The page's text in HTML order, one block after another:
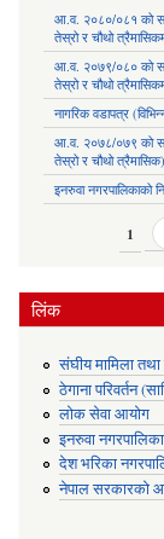
आ.व. २०८०/०८१ को
तेस्रो र चौथो
आ.व. २०७९/०८० को
तेस्रो र चौथो
नागरिक वडापत्र
आ.व. २०७८/०७९ को
तेस्रो र चौथो त्रैमासिक)
इनरुवा नगरपालिकाको
1
लिंक
संघीय मामिला
ठेगाना परिवर्तन
लोक सेवा आयोग
इनरुवा
देश भरिका
नेपाल सरकारको